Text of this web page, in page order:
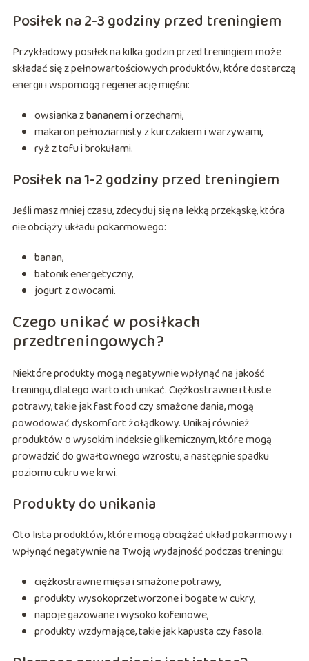
Posiłek na 2-3 godziny przed treningiem
Przykładowy posiłek na kilka godzin przed treningiem może
składać się z pełnowartościowych produktów, które dostarczą
energii i wspomogą regenerację mięśni:
owsianka z bananem i orzechami,
makaron pełnoziarnisty z kurczakiem i warzywami,
ryż z tofu i brokułami.
Posiłek na 1-2 godziny przed treningiem
Jeśli masz mniej czasu, zdecyduj się na lekką przekąskę, która
nie obciąży układu pokarmowego:
banan,
batonik energetyczny,
jogurt z owocami.
Czego unikać w posiłkach
przedtreningowych?
Niektóre produkty mogą negatywnie wpłynąć na jakość
treningu, dlatego warto ich unikać. Ciężkostrawne i tłuste
potrawy, takie jak fast food czy smażone dania, mogą
powodować dyskomfort żołądkowy. Unikaj również
produktów o wysokim indeksie glikemicznym, które mogą
prowadzić do gwałtownego wzrostu, a następnie spadku
poziomu cukru we krwi.
Produkty do unikania
Oto lista produktów, które mogą obciążać układ pokarmowy i
wpłynąć negatywnie na Twoją wydajność podczas treningu:
ciężkostrawne mięsa i smażone potrawy,
produkty wysokoprzetworzone i bogate w cukry,
napoje gazowane i wysoko kofeinowe,
produkty wzdymające, takie jak kapusta czy fasola.